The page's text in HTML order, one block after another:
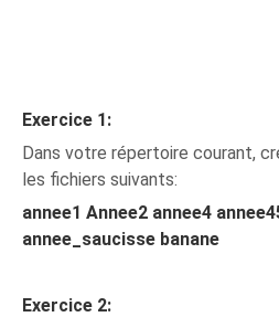
Exercice 1:
Dans votre répertoire courant,
les fichiers suivants:
annee1 Annee2 annee4
annee_saucisse banane
Exercice 2: